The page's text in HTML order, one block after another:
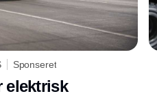
Sponseret
elektrisk